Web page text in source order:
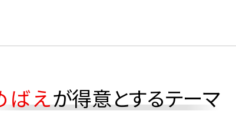
ばえが得意とするテーマ